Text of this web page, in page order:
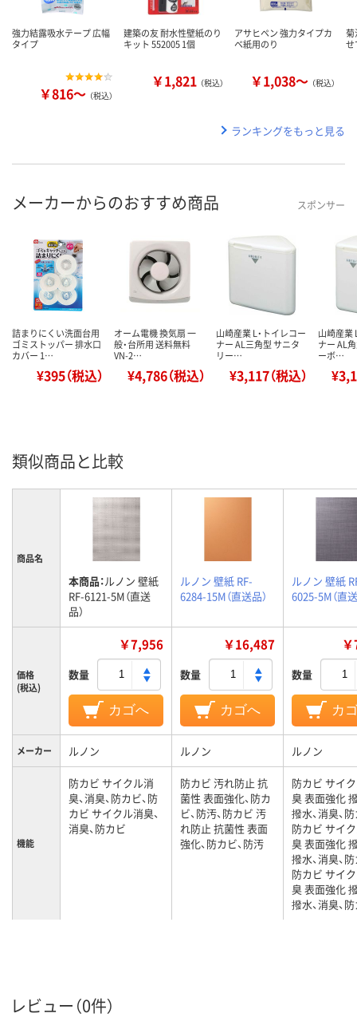
強力結露吸水テープ 広幅
タイプ
￥816～ （税込）
建築の友 耐水性壁紙のり
キット 552005 1個
￥1,821 （税込）
アサヒペン 強力タイプカ
ベ紙用のり
￥1,038～ （税込）
菊
せ
ランキングをもっと見る
メーカーからのおすすめ商品 スポンサー
詰まりにくい洗面台用
ゴミストッパー 排水口
カバー 1…
¥395（税込）
オーム電機 換気扇 一
般・台所用 送料無料
VN-2…
¥4,786（税込）
山崎産業 L・トイレコー
ナー AL三角型 サニタ
リー…
¥3,117（税込）
山崎産業
ナー AL
ーボ…
類似商品と比較
商品名
本商品：ルノン 壁紙
RF-6121-5M（直送
品）
ルノン 壁紙 RF-
6284-15M（直送品）
ルノン 壁紙
6025-5M（直
価格
(税込)
￥7,956
数量
カゴへ
￥16,487
数量
カゴへ
数量
カ
メーカー ルノン ルノン ルノン
機能
防カビ サイクル消
臭、消臭、防カビ、防
カビ サイクル消臭、
消臭、防カビ
防カビ 汚れ防止 抗
菌性 表面強化、防カ
ビ、防汚、防カビ 汚
れ防止 抗菌性 表面
強化、防カビ、防汚
防カビ サイ
臭 表面強化
撥水、消臭、
防カビ サイ
臭 表面強化
撥水、消臭、
防カビ サイ
臭 表面強化
撥水、消臭、
レビュー（0件）